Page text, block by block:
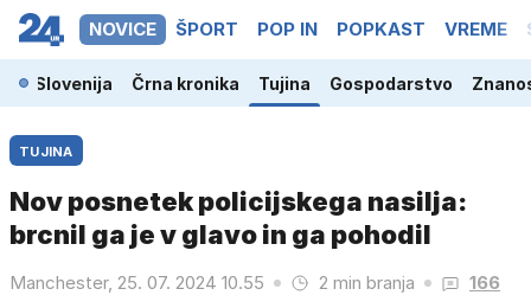
NOVICE ŠPORT POP IN POPKAST VREME
Slovenija Črna kronika Tujina Gospodarstvo
TUJINA
Nov posnetek policijskega nasilja:
brcnil ga je v glavo in ga pohodil
Manchester, 25. 07. 2024 10.55 2 min branja 166